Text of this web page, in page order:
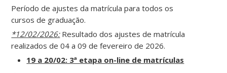
Período de ajustes da matrícula para todos os
cursos de graduação.
*12/02/2026:Resultado dos ajustes de matrícula
realizados de 04 a 09 de fevereiro de 2026.
19 a 20/02: 3ª etapa on-line de matrículas